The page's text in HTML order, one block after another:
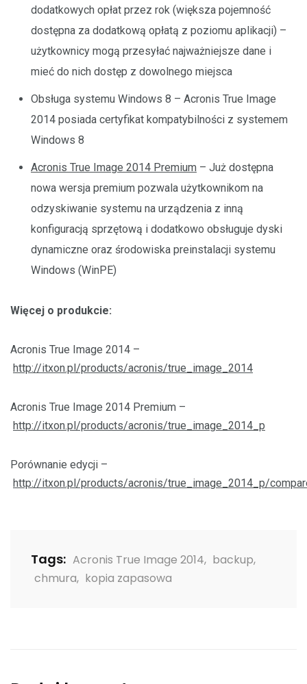
dodatkowych opłat przez rok (większa pojemność
dostępna za dodatkową opłatą z poziomu aplikacji) –
użytkownicy mogą przesyłać najważniejsze dane i
mieć do nich dostęp z dowolnego miejsca
Obsługa systemu Windows 8 – Acronis True Image
2014 posiada certyfikat kompatybilności z systemem
Windows 8
Acronis True Image 2014 Premium – Już dostępna
nowa wersja premium pozwala użytkownikom na
odzyskiwanie systemu na urządzenia z inną
konfiguracją sprzętową i dodatkowo obsługuje dyski
dynamiczne oraz środowiska preinstalacji systemu
Windows (WinPE)
Więcej o produkcie:
Acronis True Image 2014 –
http://itxon.pl/products/acronis/true_image_2014
Acronis True Image 2014 Premium –
http://itxon.pl/products/acronis/true_image_2014_p
Porównanie edycji –
http://itxon.pl/products/acronis/true_image_2014_p/
Tags: Acronis True Image 2014, backup,
chmura, kopia zapasowa